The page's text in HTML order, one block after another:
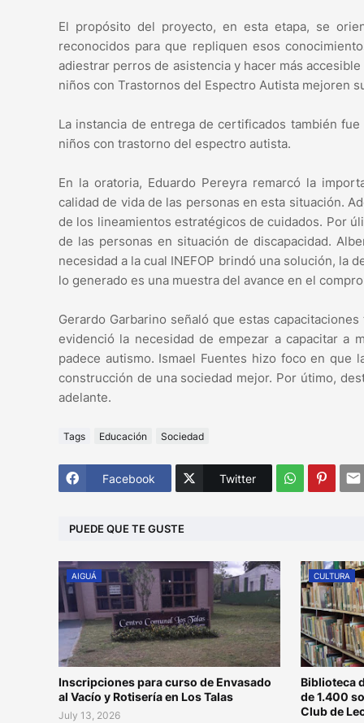
El propósito del proyecto, en esta etapa, se
reconocidos para que repliquen esos
adiestrar perros de asistencia y hacer más
niños con Trastornos del Espectro Autista mejoren
La instancia de entrega de certificados también
niños con trastorno del espectro autista.
En la oratoria, Eduardo Pereyra remarcó la
calidad de vida de las personas en esta situación.
de los lineamientos estratégicos de cuidados. Por
de las personas en situación de discapacidad.
necesidad a la cual INEFOP brindó una solución, la
lo generado es una muestra del avance en el
Gerardo Garbarino señaló que estas
evidenció la necesidad de empezar a capacitar a
padece autismo. Ismael Fuentes hizo foco en que
construcción de una sociedad mejor. Por útimo,
adelante.
Tags Educación Sociedad
Facebook Twitter
PUEDE QUE TE GUSTE
AIGUÁ
Inscripciones para curso de Envasado
al Vacío y Rotisería en Los Talas
July 13, 2026
CULTURA
Biblioteca
de 1.400
Club de